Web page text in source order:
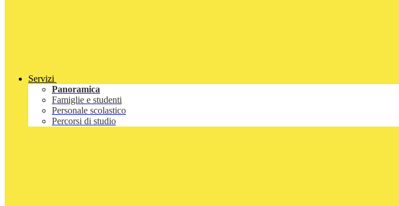
Servizi
Panoramica
Famiglie e studenti
Personale scolastico
Percorsi di studio